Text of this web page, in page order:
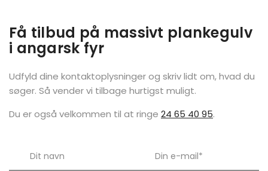
Få tilbud på massivt plankegulv
i angarsk fyr
Udfyld dine kontaktoplysninger og skriv lidt om, hvad du
søger. Så vender vi tilbage hurtigst muligt.
Du er også velkommen til at ringe 24 65 40 95.